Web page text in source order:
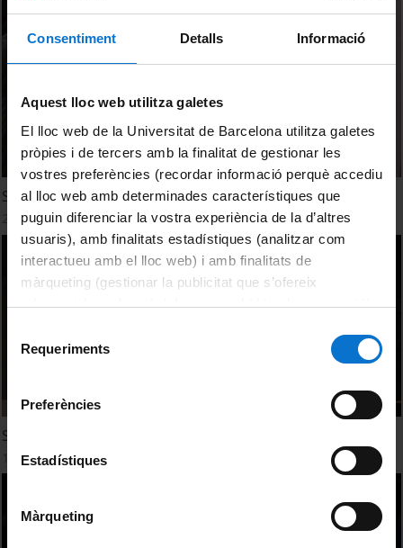
Consentiment Detalls Informació
Aquest lloc web utilitza galetes
El lloc web de la Universitat de Barcelona utilitza galetes
pròpies i de tercers amb la finalitat de gestionar les
vostres preferències (recordar informació perquè accediu
al lloc web amb determinades característiques que
puguin diferenciar la vostra experiència de la d’altres
usuaris), amb finalitats estadístiques (analitzar com
interactueu amb el lloc web) i amb finalitats de
màrqueting (gestionar la publicitat que s’ofereix
adequant-la en funció dels vostres hàbits de navegació).
consultar laPolítica de galetes del lloc web de la
Requeriments
Preferències
Estadístiques
Màrqueting
Saló de l'Ensenyament 2019
26 Marzo, 2019
Saló de l'Ensenyament 2018
14 Marzo, 2018